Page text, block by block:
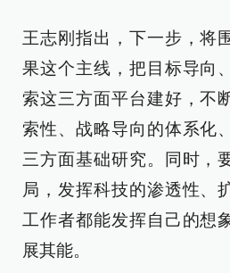
王志刚指出，下一步，将
果这个主线，把目标导向
索这三方面平台建好，不
索性、战略导向的体系化
三方面基础研究。同时，
局，发挥科技的渗透性、
工作者都能发挥自己的想
展其能。